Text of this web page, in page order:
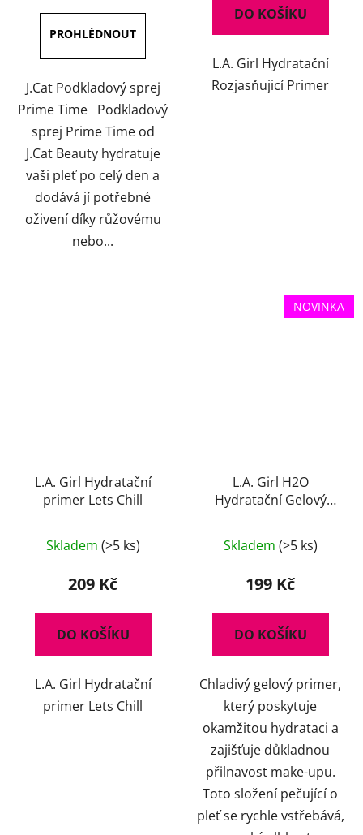
J.Cat Podkladový sprej
Prime Time Podkladový
sprej Prime Time od
J.Cat Beauty hydratuje
vaši pleť po celý den a
dodává jí potřebné
oživení díky růžovému
nebo...
DO KOŠÍKU
L.A. Girl Hydratační
Rozjasňujicí Primer
L.A. Girl Hydratační
primer Lets Chill
Skladem (>5 ks)
209 Kč
DO KOŠÍKU
L.A. Girl Hydratační
primer Lets Chill
NOVINKA
L.A. Girl H2O
Hydratační Gelový
Skladem (>5 ks)
199 Kč
DO KOŠÍKU
Chladivý gelový primer,
který poskytuje
okamžitou hydrataci a
zajišťuje důkladnou
přilnavost make-upu.
Toto složení pečující o
pleť se rychle vstřebává,